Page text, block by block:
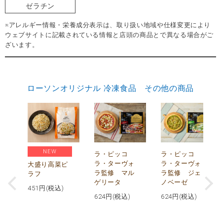
ゼラチン
※アレルギー情報・栄養成分表示は、取り扱い地域や仕様変更により
ウェブサイトに記載されている情報と店頭の商品とで異なる場合がご
ざいます。
ローソンオリジナル 冷凍食品 その他の商品
NEW
大盛り高菜ピ
ラフ
451 円(税込)
ラ・ピッコ
ラ・ターヴォ
ラ監修 マル
ゲリータ
624円(税込)
ラ・ピッコ
ラ・ターヴォ
ラ監修 ジェ
ノベーゼ
624円(税込)